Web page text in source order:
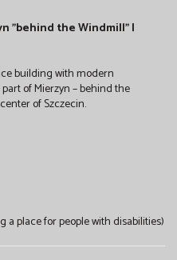
"behind the Windmill" |
building with modern
of Mierzyn – behind the
of Szczecin.
a place for people with disabilities)